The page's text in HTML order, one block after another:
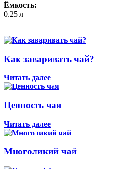
Ёмкость:
0,25 л
Как заваривать чай?
Читать далее
Ценность чая
Читать далее
Многоликий чай